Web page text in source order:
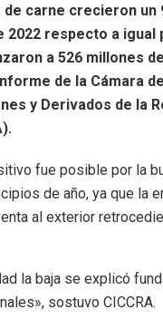
carne crecieron un
2022 respecto a igual
a 526 millones
de la Cámara
y Derivados de la
fue posible por la
de año, ya que la
al exterior
la baja se explicó
sostuvo CICCRA.